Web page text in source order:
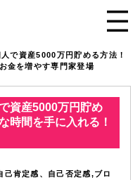
で資産5000万円貯める方法！
金を増やす専門家登場
資産5000万円貯め
時間を手に入れる！
己肯定感、自己否定感,ブロ